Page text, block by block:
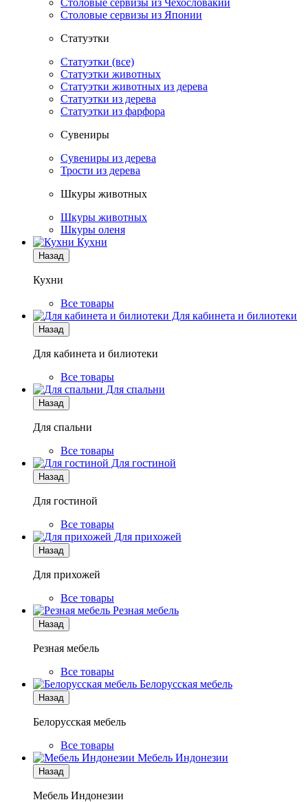
Столовые сервизы из Чехословакии
Столовые сервизы из Японии
Статуэтки
Статуэтки (все)
Статуэтки животных
Статуэтки животных из дерева
Статуэтки из дерева
Статуэтки из фарфора
Сувениры
Сувениры из дерева
Трости из дерева
Шкуры животных
Шкуры животных
Шкуры оленя
Кухни
Назад
Кухни
Все товары
Для кабинета и билиотеки
Назад
Для кабинета и билиотеки
Все товары
Для спальни
Назад
Для спальни
Все товары
Для гостиной
Назад
Для гостиной
Все товары
Для прихожей
Назад
Для прихожей
Все товары
Резная мебель
Назад
Резная мебель
Все товары
Белорусская мебель
Назад
Белорусская мебель
Все товары
Мебель Индонезии
Назад
Мебель Индонезии